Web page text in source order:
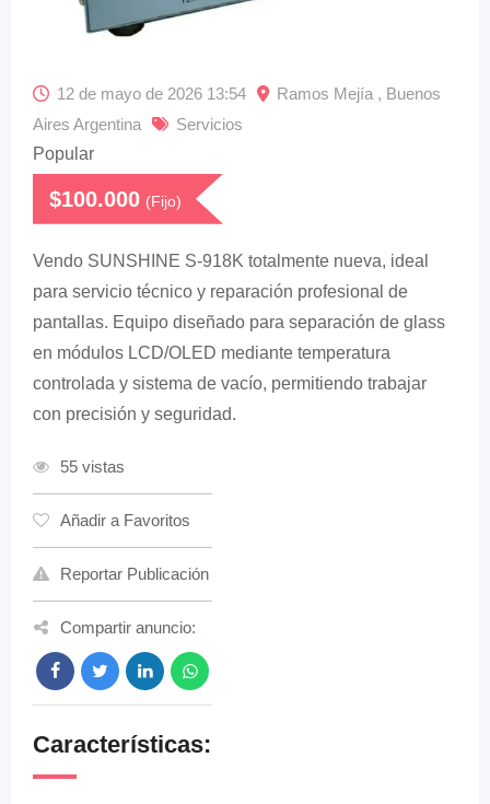
12 de mayo de 2026 13:54
Ramos Mejía , Buenos
Aires Argentina
Servicios
Popular
$100.000 (Fijo)
Vendo SUNSHINE S-918K totalmente nueva, ideal
para servicio técnico y reparación profesional de
pantallas. Equipo diseñado para separación de glass
en módulos LCD/OLED mediante temperatura
controlada y sistema de vacío, permitiendo trabajar
con precisión y seguridad.
55 vistas
Añadir a Favoritos
Reportar Publicación
Compartir anuncio:
Características: